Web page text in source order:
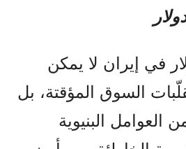
في إيران لا يمكن
السوق المؤقتة، بل
البنيوية